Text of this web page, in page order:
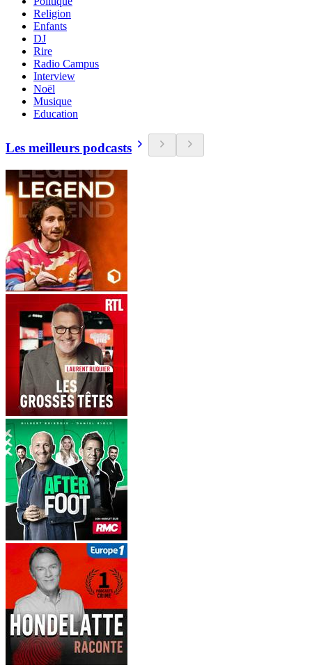
Religion
Enfants
DJ
Rire
Radio Campus
Interview
Noël
Musique
Education
Les meilleurs podcasts